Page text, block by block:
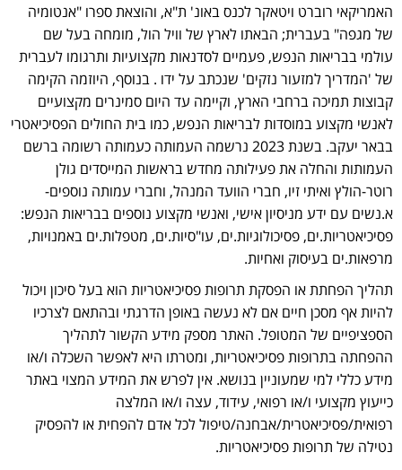
האמריקאי רוברט ויטאקר לכנס באונ' ת"א, והוצאת ספרו "אנטומיה
של מגפה" בעברית; הבאתו לארץ של וויל הול, מומחה בעל שם
עולמי בבריאות הנפש, פעמיים לסדנאות מקצועיות ותרגומו לעברית
של 'המדריך למזעור נזקים' שנכתב על ידו . בנוסף, היוזמה הקימה
קבוצות תמיכה ברחבי הארץ, וקיימה עד היום סמינרים מקצועיים
לאנשי מקצוע במוסדות לבריאות הנפש, כמו בית החולים הפסיכיאטרי
בבאר יעקב. בשנת 2023 נרשמה העמותה כעמותה רשומה ברשם
העמותות והחלה את פעילותה מחדש בראשות המייסדים גולן
רוטר-הולץ ואיתי זיו, חברי הוועד המנהל, וחברי עמותה נוספים-
א.נשים עם ידע מניסיון אישי, ואנשי מקצוע נוספים בבריאות הנפש:
פסיכיאטריות.ים, פסיכולוגיות.ים, עו"סיות.ים, מטפלות.ים באמנויות,
מרפאות.ים בעיסוק ואחיות.
תהליך הפחתת או הפסקת תרופות פסיכיאטריות הוא בעל סיכון ויכול
להיות אף מסכן חיים אם לא נעשה באופן הדרגתי ובהתאם לצרכיו
הספציפיים של המטופל. האתר מספק מידע הקשור לתהליך
ההפחתה בתרופות פסיכיאטריות, ומטרתו היא לאפשר השכלה ו/או
מידע כללי למי שמעוניין בנושא. אין לפרש את המידע המצוי באתר
כייעוץ מקצועי ו/או רפואי, עידוד, עצה ו/או המלצה
רפואית/פסיכיאטרית/אבחנה/טיפול לכל אדם להפחית או להפסיק
נטילה של תרופות פסיכיאטריות.